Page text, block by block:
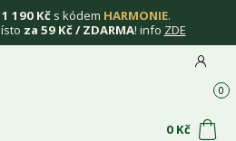
190 Kč s kódem HARMONIE.
za 59 Kč / ZDARMA! info ZDE
0
0 Kč